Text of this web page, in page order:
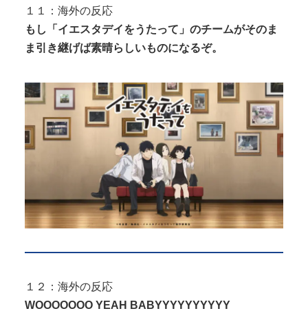
１１：海外の反応
もし「イエスタデイをうたって」のチームがそのま
ま引き継げば素晴らしいものになるぞ。
１２：海外の反応
WOOOOOOO YEAH BABYYYYYYYYYY